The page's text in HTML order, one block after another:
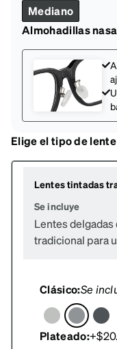
Mediano
Almohadillas
Elige el tipo de lente
Lentes tintadas
Se incluye
Lentes delgadas
tradicional para
Clásico:Se
Plateado: